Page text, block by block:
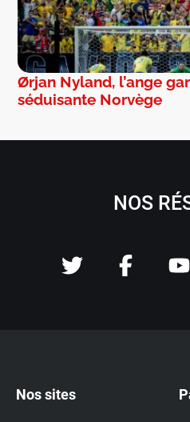
Ørjan Nyland, l’ange
séduisante Norvège
NOS
Nos sites